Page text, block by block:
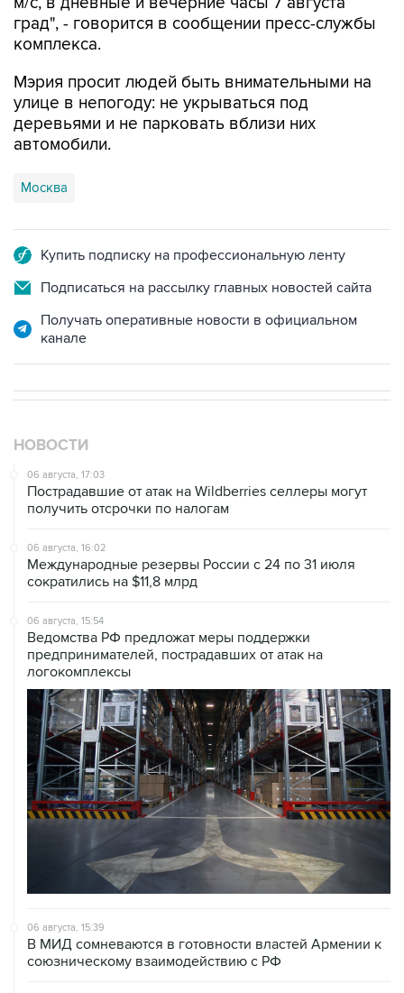
град", - говорится в сообщении пресс-службы
комплекса.
Мэрия просит людей быть внимательными на
улице в непогоду: не укрываться под
деревьями и не парковать вблизи них
автомобили.
Москва
Купить подписку на профессиональную ленту
Подписаться на рассылку главных новостей сайта
Получать оперативные новости в официальном
канале
НОВОСТИ
06 августа, 17:03
Пострадавшие от атак на Wildberries селлеры могут
получить отсрочки по налогам
06 августа, 16:02
Международные резервы России с 24 по 31 июля
сократились на $11,8 млрд
06 августа, 15:54
Ведомства РФ предложат меры поддержки
предпринимателей, пострадавших от атак на
логокомплексы
06 августа, 15:39
В МИД сомневаются в готовности властей Армении к
союзническому взаимодействию с РФ